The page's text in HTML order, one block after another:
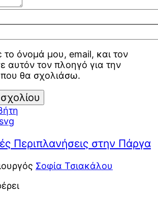
όνομά μου, email, και τον
αυτόν τον πλοηγό για την
θα σχολιάσω.
Περιπλανήσεις στην Πάργα
Σοφία Τσιακάλου